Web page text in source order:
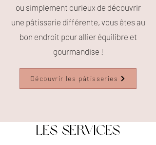
ou simplement curieux de découvrir
une pâtisserie différente, vous êtes au
bon endroit pour allier équilibre et
gourmandise !
Découvrir les pâtisseries
les services